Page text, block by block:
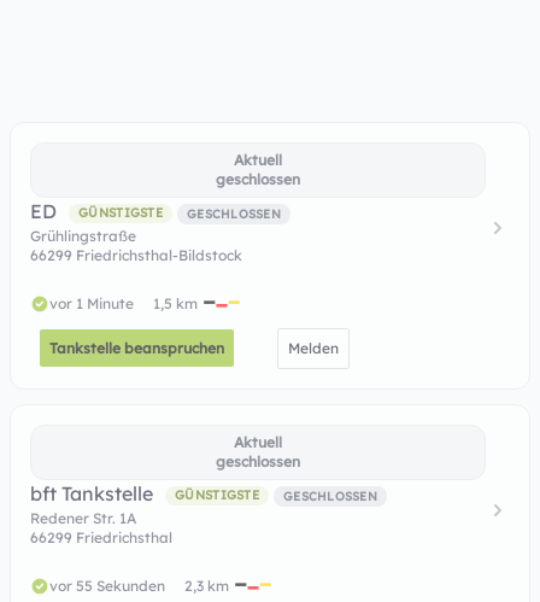
Aktuell
geschlossen
ED GÜNSTIGSTE GESCHLOSSEN
Grühlingstraße
66299 Friedrichsthal-Bildstock
vor 1 Minute 1,5 km
Tankstelle beanspruchen Melden
Aktuell
geschlossen
bft Tankstelle GÜNSTIGSTE GESCHLOSSEN
Redener Str. 1A
66299 Friedrichsthal
vor 55 Sekunden 2,3 km